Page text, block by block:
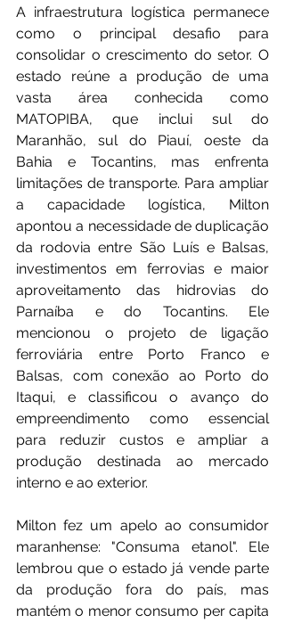
A infraestrutura logística permanece
como o principal desafio para
consolidar o crescimento do setor. O
estado reúne a produção de uma
vasta área conhecida como
MATOPIBA, que inclui sul do
Maranhão, sul do Piauí, oeste da
Bahia e Tocantins, mas enfrenta
limitações de transporte. Para ampliar
a capacidade logística, Milton
apontou a necessidade de duplicação
da rodovia entre São Luís e Balsas,
investimentos em ferrovias e maior
aproveitamento das hidrovias do
Parnaíba e do Tocantins. Ele
mencionou o projeto de ligação
ferroviária entre Porto Franco e
Balsas, com conexão ao Porto do
Itaqui, e classificou o avanço do
empreendimento como essencial
para reduzir custos e ampliar a
produção destinada ao mercado
interno e ao exterior.
Milton fez um apelo ao consumidor
maranhense: "Consuma etanol". Ele
lembrou que o estado já vende parte
da produção fora do país, mas
mantém o menor consumo per capita